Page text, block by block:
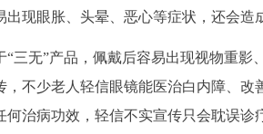
现眼胀、头晕、恶心等症状，还会造
“三无”产品，佩戴后容易出现视物重
，不少老人轻信眼镜能医治白内障、
治病功效，轻信不实宣传只会耽误诊